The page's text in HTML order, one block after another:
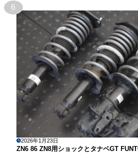
6
2026年1月23日
ZN6 86 ZN8用ショックとタナベGT